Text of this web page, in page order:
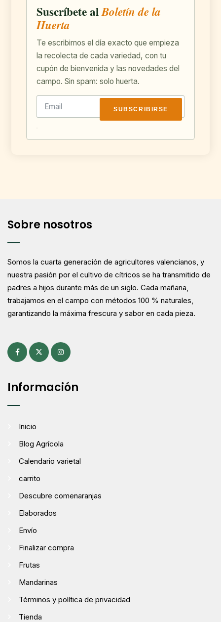
Suscríbete alBoletín de la
Huerta
Te escribimos el día exacto que empieza
la recolecta de cada variedad, con tu
cupón de bienvenida y las novedades del
campo. Sin spam: solo huerta.
SUBSCRIBIRSE
Sobre nosotros
Somos la cuarta generación de agricultores valencianos, y
nuestra pasión por el cultivo de cítricos se ha transmitido de
padres a hijos durante más de un siglo. Cada mañana,
trabajamos en el campo con métodos 100 % naturales,
garantizando la máxima frescura y sabor en cada pieza.
Información
Inicio
Blog Agrícola
Calendario varietal
carrito
Descubre comenaranjas
Elaborados
Envío
Finalizar compra
Frutas
Mandarinas
Términos y política de privacidad
Tienda